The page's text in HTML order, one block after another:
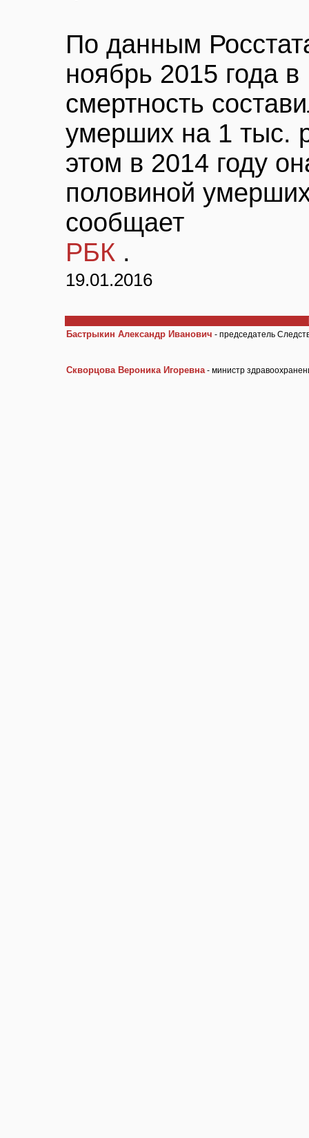
По данным
ноябрь 2015 года в
смертность
умерших на 1 тыс.
этом в 2014 году
половиной
сообщает
РБК .
19.01.2016
Бастрыкин Александр Иванович - председатель
Скворцова Вероника Игоревна- министр